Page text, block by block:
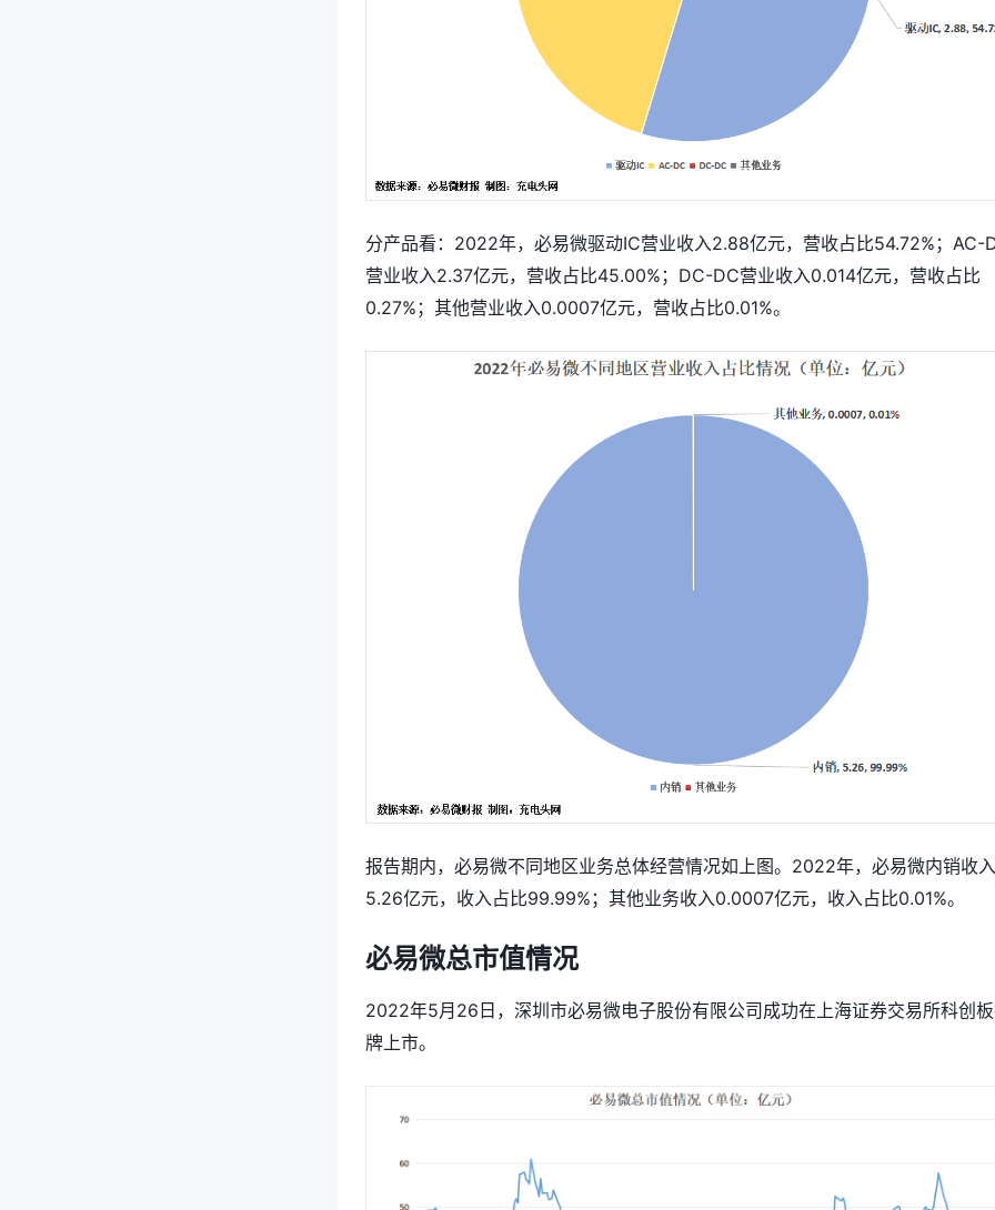
分产品看：2022年，必易微驱动IC营业收入2.88亿元，营收占比54.72%；AC-
营业收入2.37亿元，营收占比45.00%；DC-DC营业收入0.014亿元，营收占比
0.27%；其他营业收入0.0007亿元，营收占比0.01%。
报告期内，必易微不同地区业务总体经营情况如上图。2022年，必易微内销收入
5.26亿元，收入占比99.99%；其他业务收入0.0007亿元，收入占比0.01%。
必易微总市值情况
2022年5月26日，深圳市必易微电子股份有限公司成功在上海证券交易所科创
牌上市。